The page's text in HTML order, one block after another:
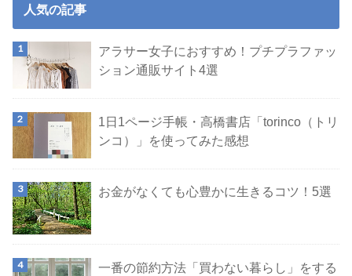
人気の記事
アラサー女子におすすめ！プチプラファッ
ション通販サイト4選
1日1ページ手帳・高橋書店「torinco（トリ
ンコ）」を使ってみた感想
お金がなくても心豊かに生きるコツ！5選
一番の節約方法「買わない暮らし」をする